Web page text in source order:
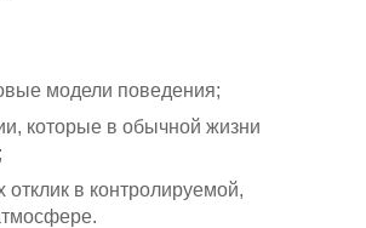
модели поведения;
которые в обычной жизни
отклик в контролируемой,